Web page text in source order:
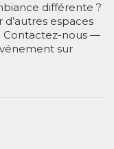
différente ?
espaces
Contactez-nous —
sur